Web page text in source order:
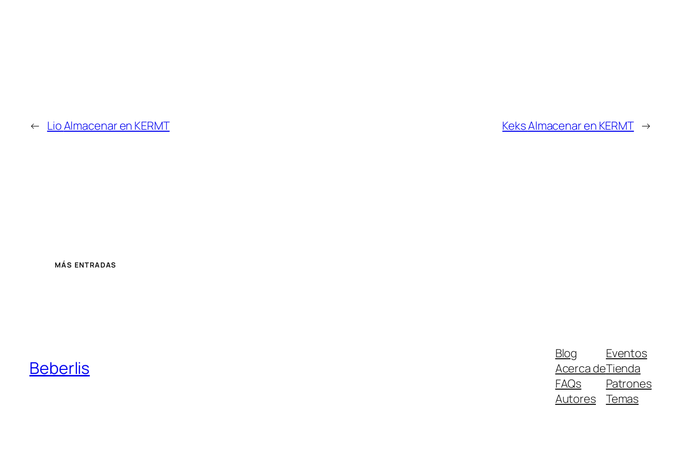
← LioAlmacenar en KERMT KeksAlmacenar en KERMT →
MÁS ENTRADAS
Beberlis
Blog
Acerca de
FAQs
Autores
Eventos
Tienda
Patrones
Temas